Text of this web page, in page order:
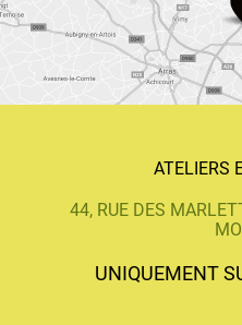
ATELIERS
44, RUE DES
UNIQUEMENT